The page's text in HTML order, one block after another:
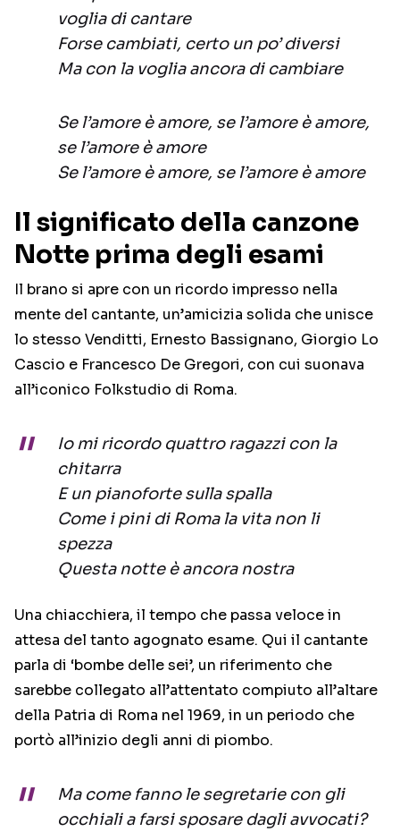
voglia di cantare
Forse cambiati, certo un po’ diversi
Ma con la voglia ancora di cambiare
Se l’amore è amore, se l’amore è amore,
se l’amore è amore
Se l’amore è amore, se l’amore è amore
Il significato della canzone
Notte prima degli esami
Il brano si apre con un ricordo impresso nella
mente del cantante, un’amicizia solida che unisce
lo stesso Venditti, Ernesto Bassignano, Giorgio Lo
Cascio e Francesco De Gregori, con cui suonava
all’iconico Folkstudio di Roma.
Io mi ricordo quattro ragazzi con la
chitarra
E un pianoforte sulla spalla
Come i pini di Roma la vita non li
spezza
Questa notte è ancora nostra
Una chiacchiera, il tempo che passa veloce in
attesa del tanto agognato esame. Qui il cantante
parla di ‘bombe delle sei’, un riferimento che
sarebbe collegato all’attentato compiuto all’altare
della Patria di Roma nel 1969, in un periodo che
portò all’inizio degli anni di piombo.
Ma come fanno le segretarie con gli
occhiali a farsi sposare dagli avvocati?